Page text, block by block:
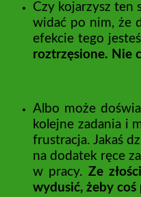
Czy kojarzysz ten
widać po nim, że
efekcie tego
roztrzęsione. Nie
Albo może
kolejne zadania i
frustracja. Jakaś
na dodatek ręce
w pracy. Ze
wydusić, żeby coś